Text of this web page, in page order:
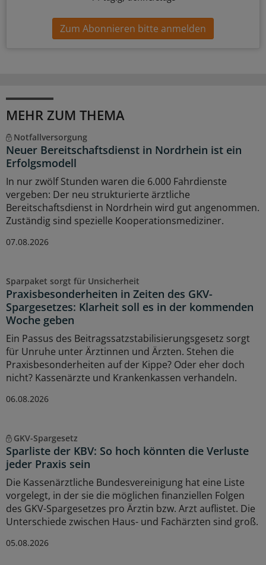
Zum Abonnieren bitte anmelden
MEHR ZUM THEMA
Notfallversorgung
Neuer Bereitschaftsdienst in Nordrhein ist ein
Erfolgsmodell
In nur zwölf Stunden waren die 6.000 Fahrdienste
vergeben: Der neu strukturierte ärztliche
Bereitschaftsdienst in Nordrhein wird gut angenommen.
Zuständig sind spezielle Kooperationsmediziner.
07.08.2026
Sparpaket sorgt für Unsicherheit
Praxisbesonderheiten in Zeiten des GKV-
Spargesetzes: Klarheit soll es in der kommenden
Woche geben
Ein Passus des Beitragssatzstabilisierungsgesetz sorgt
für Unruhe unter Ärztinnen und Ärzten. Stehen die
Praxisbesonderheiten auf der Kippe? Oder eher doch
nicht? Kassenärzte und Krankenkassen verhandeln.
06.08.2026
GKV-Spargesetz
Sparliste der KBV: So hoch könnten die Verluste
jeder Praxis sein
Die Kassenärztliche Bundesvereinigung hat eine Liste
vorgelegt, in der sie die möglichen finanziellen Folgen
des GKV-Spargesetzes pro Ärztin bzw. Arzt auflistet. Die
Unterschiede zwischen Haus- und Fachärzten sind groß.
05.08.2026